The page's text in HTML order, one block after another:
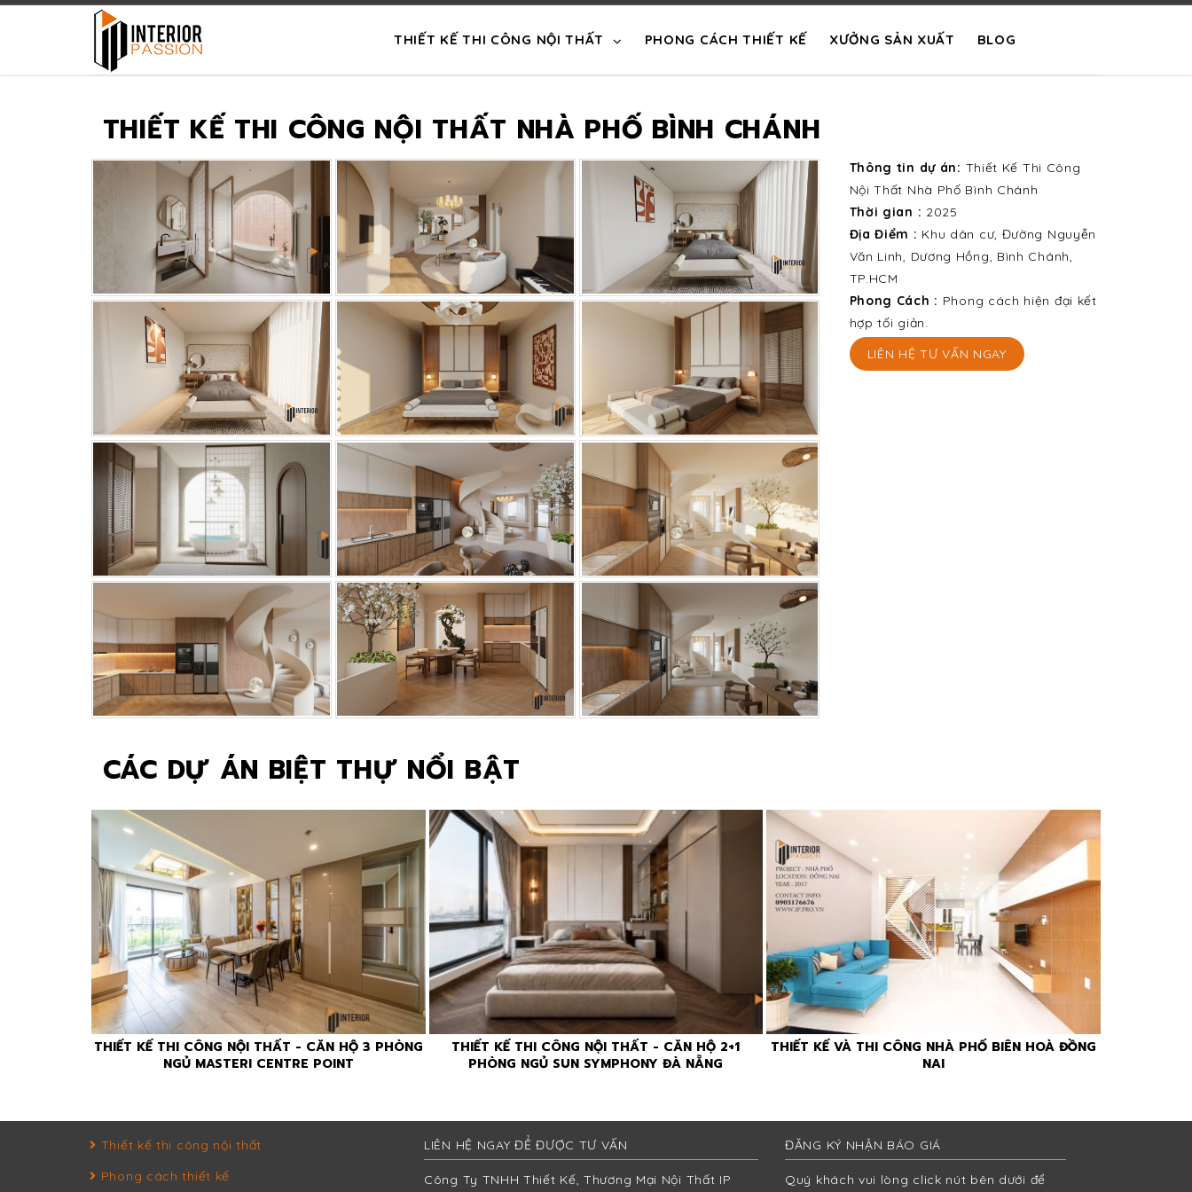
THIẾT KẾ THI CÔNG NỘI THẤT PHONG CÁCH THIẾT KẾ XƯỞNG SẢN XUẤT BLOG
THIẾT KẾ THI CÔNG NỘI THẤT NHÀ PHỐ BÌNH CHÁNH
Thông tin dự án: Thiết Kế Thi Công
Nội Thất Nhà Phố Bình Chánh
Thời gian : 2025
Địa Điểm : Khu dân cư, Đường Nguyễn
Văn Linh, Dương Hồng, Bình Chánh,
TP.HCM
Phong Cách : Phong cách hiện đại kết
hợp tối giản.
LIÊN HỆ TƯ VẤN NGAY
CÁC DỰ ÁN BIỆT THỰ NỔI BẬT
THIẾT KẾ THI CÔNG NỘI THẤT - CĂN HỘ 3 PHÒNG
NGỦ MASTERI CENTRE POINT
THIẾT KẾ THI CÔNG NỘI THẤT - CĂN HỘ 2+1
PHÒNG NGỦ SUN SYMPHONY ĐÀ NẴNG
THIẾT KẾ VÀ THI CÔNG NHÀ PHỐ BIÊN HOÀ ĐỒNG
NAI
Thiết kế thi công nội thất
Phong cách thiết kế
LIÊN HỆ NGAY ĐỂ ĐƯỢC TƯ VẤN
Công Ty TNHH Thiết Kế, Thương Mại Nội Thất IP
ĐĂNG KÝ NHẬN BÁO GIÁ
Quý khách vui lòng click nút bên dưới để